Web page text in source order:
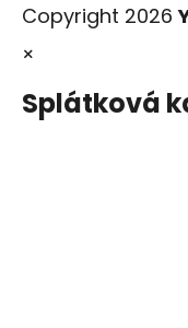
Copyright 2026
×
Splátková